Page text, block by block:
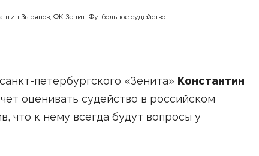
Зырянов, ФК Зенит, Футбольное судейство
петербургского «Зенита» Константин
оценивать судейство в российском
что к нему всегда будут вопросы у